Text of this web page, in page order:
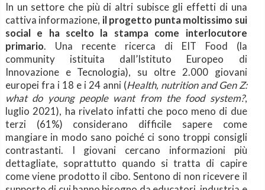
In un settore che più di altri subisce gli effetti di una
cattiva informazione, il progetto punta moltissimo sui
social e ha scelto la stampa come interlocutore
primario. Una recente ricerca di EIT Food (la
community istituita dall’Istituto Europeo di
Innovazione e Tecnologia), su oltre 2.000 giovani
europei fra i 18 e i 24 anni (Health, nutrition and Gen Z:
what do young people want from the food system?,
luglio 2021), ha rivelato infatti che poco meno di due
terzi (61%) considerano difficile sapere come
mangiare in modo sano poiché ci sono troppi consigli
contrastanti. I giovani cercano informazioni più
dettagliate, soprattutto quando si tratta di capire
come viene prodotto il cibo. Sentono di non ricevere il